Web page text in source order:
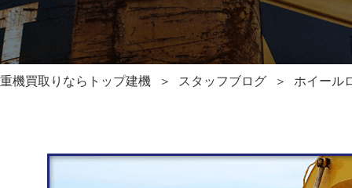
重機買取りならトップ建機 スタッフブログ ホイール